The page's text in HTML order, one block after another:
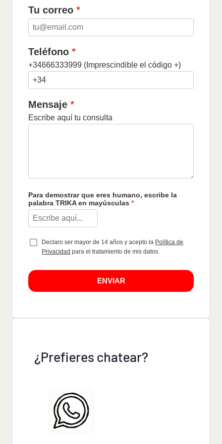
Tu correo
Teléfono
+34666333999 (Imprescindible el código +)
Mensaje
Escribe aquí tu consulta
Para demostrar que eres humano, escribe la
palabra TRIKA en mayúsculas
Declaro ser mayor de 14 años y acepto la Política de
Privacidad para el tratamiento de mis datos.
ENVIAR
¿Prefieres chatear?